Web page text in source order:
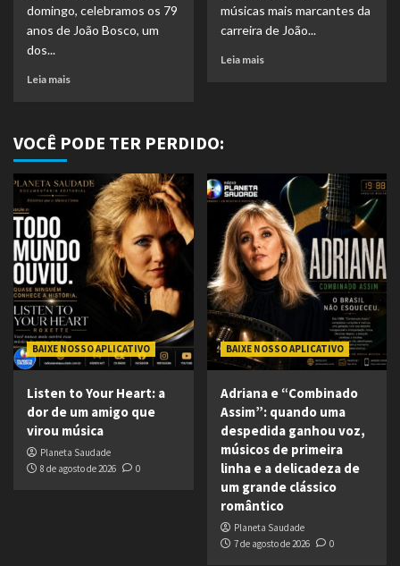
domingo, celebramos os 79
anos de João Bosco, um
dos...
Leia mais
músicas mais marcantes da
carreira de João...
Leia mais
VOCÊ PODE TER PERDIDO:
BAIXE NOSSO APLICATIVO
Listen to Your Heart: a
dor de um amigo que
virou música
Planeta Saudade
8 de agosto de 2026
0
BAIXE NOSSO APLICATIVO
Adriana e “Combinado
Assim”: quando uma
despedida ganhou voz,
músicos de primeira
linha e a delicadeza de
um grande clássico
romântico
Planeta Saudade
7 de agosto de 2026
0